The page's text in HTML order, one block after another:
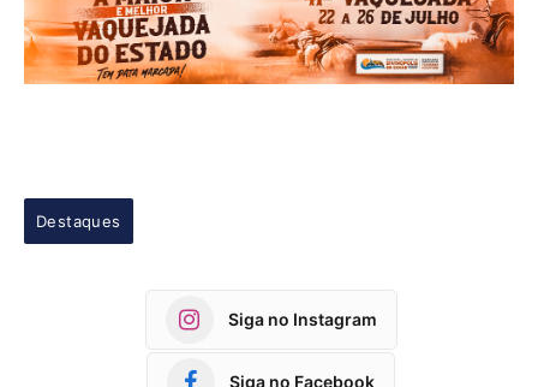
Destaques
Siga no Instagram
Siga no Facebook